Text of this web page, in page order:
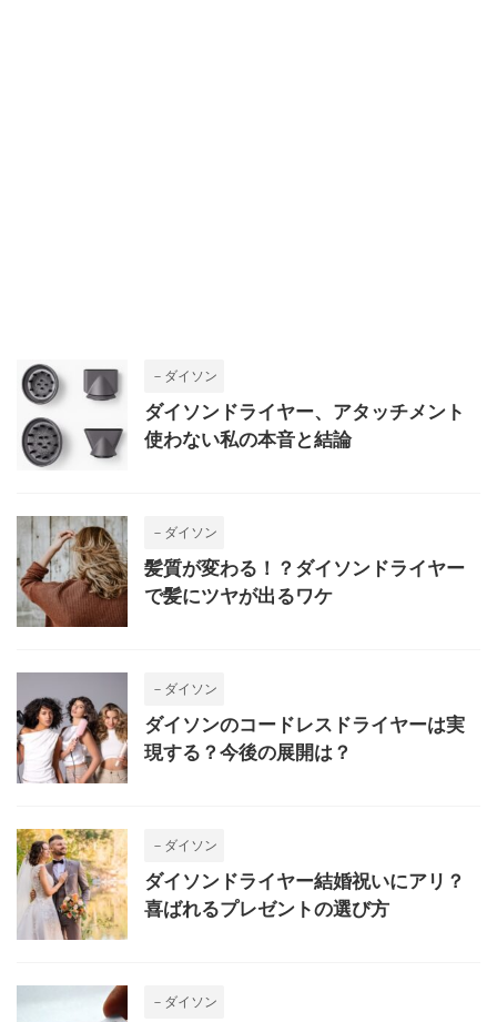
－ダイソン
ダイソンドライヤー、アタッチメント
使わない私の本音と結論
－ダイソン
髪質が変わる！？ダイソンドライヤー
で髪にツヤが出るワケ
－ダイソン
ダイソンのコードレスドライヤーは実
現する？今後の展開は？
－ダイソン
ダイソンドライヤー結婚祝いにアリ？
喜ばれるプレゼントの選び方
－ダイソン